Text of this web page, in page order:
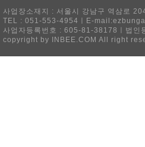
사업장소재지 : 서울시 강남구 역삼로
TEL : 051-553-4954ㅣE-
사업자등록번호 : 605-81-38178ㅣ법
copyright by INBEE.COM All right